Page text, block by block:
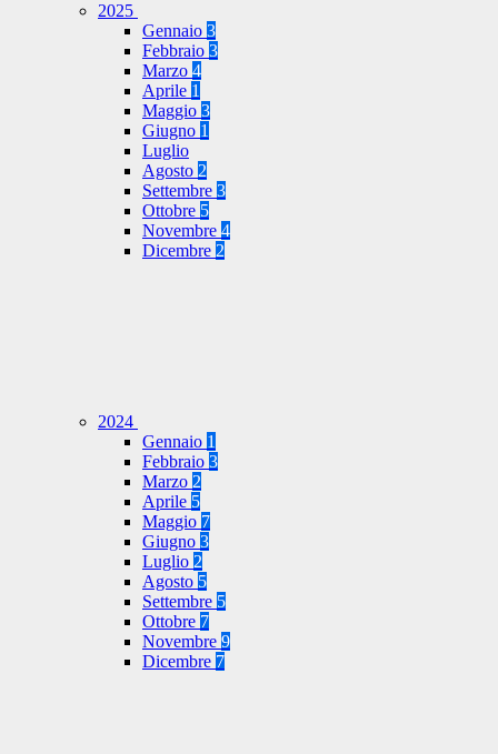
2025
Gennaio 3
Febbraio 3
Marzo 4
Aprile 1
Maggio 3
Giugno 1
Luglio
Agosto 2
Settembre 3
Ottobre 5
Novembre 4
Dicembre 2
2024
Gennaio 1
Febbraio 3
Marzo 2
Aprile 5
Maggio 7
Giugno 3
Luglio 2
Agosto 5
Settembre 5
Ottobre 7
Novembre 9
Dicembre 7